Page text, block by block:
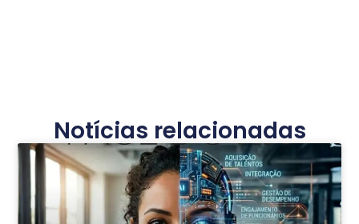
Notícias relacionadas